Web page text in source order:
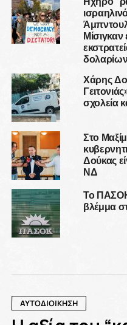
Μίσιγκαν
Χάρης
σχολεία
Στο
Δούκας
ΝΔ
Το ΠΑΣΟΚ
βλέμμα
ΑΥΤΟΔΙΟΙΚΗΣΗ